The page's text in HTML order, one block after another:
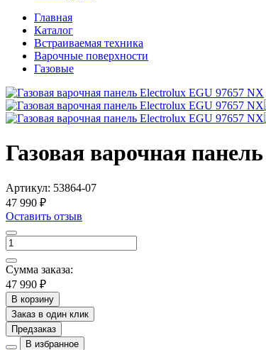
Главная
Каталог
Встраиваемая техника
Варочные поверхности
Газовые
Газовая варочная
Артикул: 53864-07
47 990 ₽
Оставить отзыв
Сумма заказа:
47 990 ₽
В корзину
Заказ в один клик
Предзаказ
В избранное